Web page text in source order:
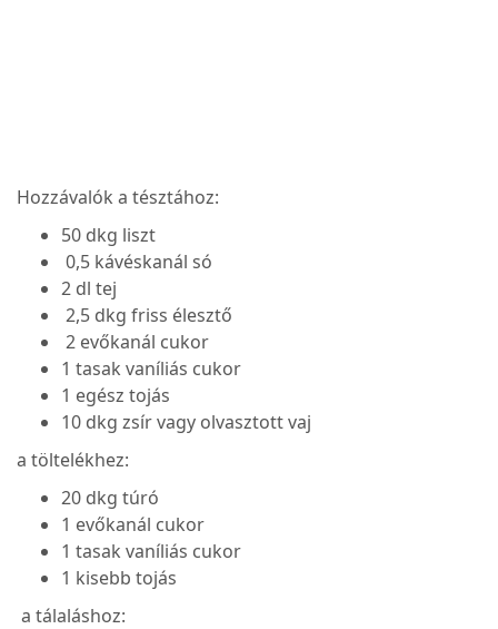
Hozzávalók a tésztához:
50 dkg liszt
0,5 kávéskanál só
2 dl tej
2,5 dkg friss élesztő
2 evőkanál cukor
1 tasak vaníliás cukor
1 egész tojás
10 dkg zsír vagy olvasztott vaj
a töltelékhez:
20 dkg túró
1 evőkanál cukor
1 tasak vaníliás cukor
1 kisebb tojás
a tálaláshoz: